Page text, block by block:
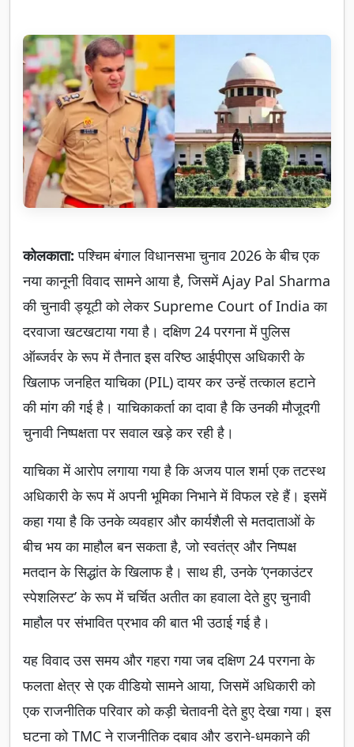
कोलकाता:पश्चिम बंगाल विधानसभा चुनाव 2026 के बीच एक
नया कानूनी विवाद सामने आया है, जिसमें Ajay Pal Sharma
की चुनावी ड्यूटी को लेकर Supreme Court of India का
दरवाजा खटखटाया गया है। दक्षिण 24 परगना में पुलिस
ऑब्जर्वर के रूप में तैनात इस वरिष्ठ आईपीएस अधिकारी के
खिलाफ जनहित याचिका (PIL) दायर कर उन्हें तत्काल हटाने
की मांग की गई है। याचिकाकर्ता का दावा है कि उनकी मौजूदगी
चुनावी निष्पक्षता पर सवाल खड़े कर रही है।
याचिका में आरोप लगाया गया है कि अजय पाल शर्मा एक तटस्थ
अधिकारी के रूप में अपनी भूमिका निभाने में विफल रहे हैं। इसमें
कहा गया है कि उनके व्यवहार और कार्यशैली से मतदाताओं के
बीच भय का माहौल बन सकता है, जो स्वतंत्र और निष्पक्ष
मतदान के सिद्धांत के खिलाफ है। साथ ही, उनके ‘एनकाउंटर
स्पेशलिस्ट’ के रूप में चर्चित अतीत का हवाला देते हुए चुनावी
माहौल पर संभावित प्रभाव की बात भी उठाई गई है।
यह विवाद उस समय और गहरा गया जब दक्षिण 24 परगना के
फलता क्षेत्र से एक वीडियो सामने आया, जिसमें अधिकारी को
एक राजनीतिक परिवार को कड़ी चेतावनी देते हुए देखा गया। इस
घटना को TMC ने राजनीतिक दबाव और डराने-धमकाने की